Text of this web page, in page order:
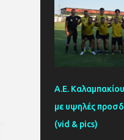
Α.Ε.
με υψηλές
(vid & pics)